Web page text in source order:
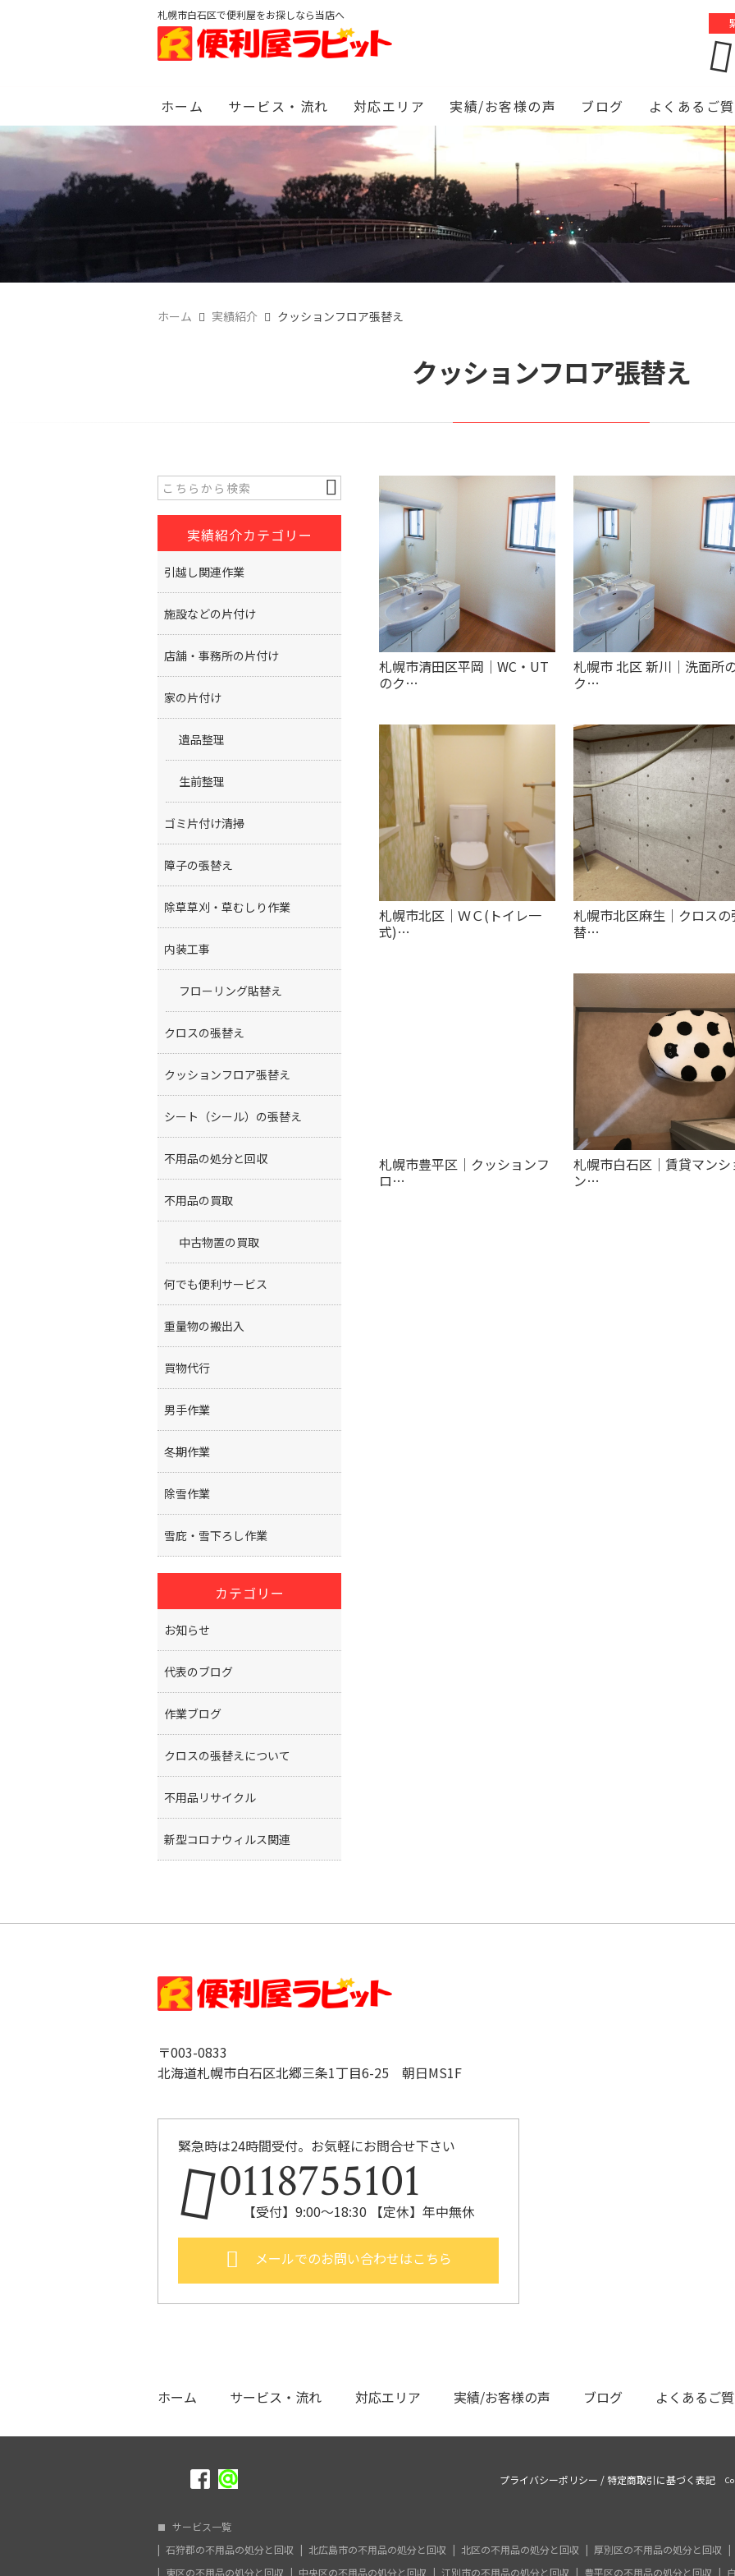
札幌市白石区で便利屋をお探しなら当店へ
ホーム サービス・流れ 対応エリア 実績/お客様の声 ブログ よくあるご
ホーム 実績紹介 クッションフロア張替え
クッションフロア張替え
札幌市清田区平岡｜WC・UT
のク…
札幌市 北区 新川｜洗面所
ク…
札幌市北区｜ＷＣ(トイレ一
式)…
札幌市北区麻生｜クロスの
替…
札幌市豊平区｜クッションフ
ロ…
札幌市白石区｜賃貸マンシ
ン…
実績紹介カテゴリー
引越し関連作業
施設などの片付け
店舗・事務所の片付け
家の片付け
遺品整理
生前整理
ゴミ片付け清掃
障子の張替え
除草草刈・草むしり作業
内装工事
フローリング貼替え
クロスの張替え
クッションフロア張替え
シート（シール）の張替え
不用品の処分と回収
不用品の買取
中古物置の買取
何でも便利サービス
重量物の搬出入
買物代行
男手作業
冬期作業
除雪作業
雪庇・雪下ろし作業
カテゴリー
お知らせ
代表のブログ
作業ブログ
クロスの張替えについて
不用品リサイクル
新型コロナウィルス関連
〒003-0833
北海道札幌市白石区北郷三条1丁目6-25 朝日MS1F
緊急時は24時間受付。お気軽にお問合せ下さい
0118755101
【受付】9:00～18:30 【定休】年中無休
メールでのお問い合わせはこちら
ホーム サービス・流れ 対応エリア 実績/お客様の声 ブログ よくあるご
プライバシーポリシー /特定商取引に基づく表記
サービス一覧
石狩郡の不用品の処分と回収
北広島市の不用品の処分と回収 北区の不用品の処分と回収
厚別区の不用品の処分と回収
東区の不用品の処分と回収
中央区の不用品の処分と回収 江別市の不用品の処分と回収 豊平区の不用品の処分と回収